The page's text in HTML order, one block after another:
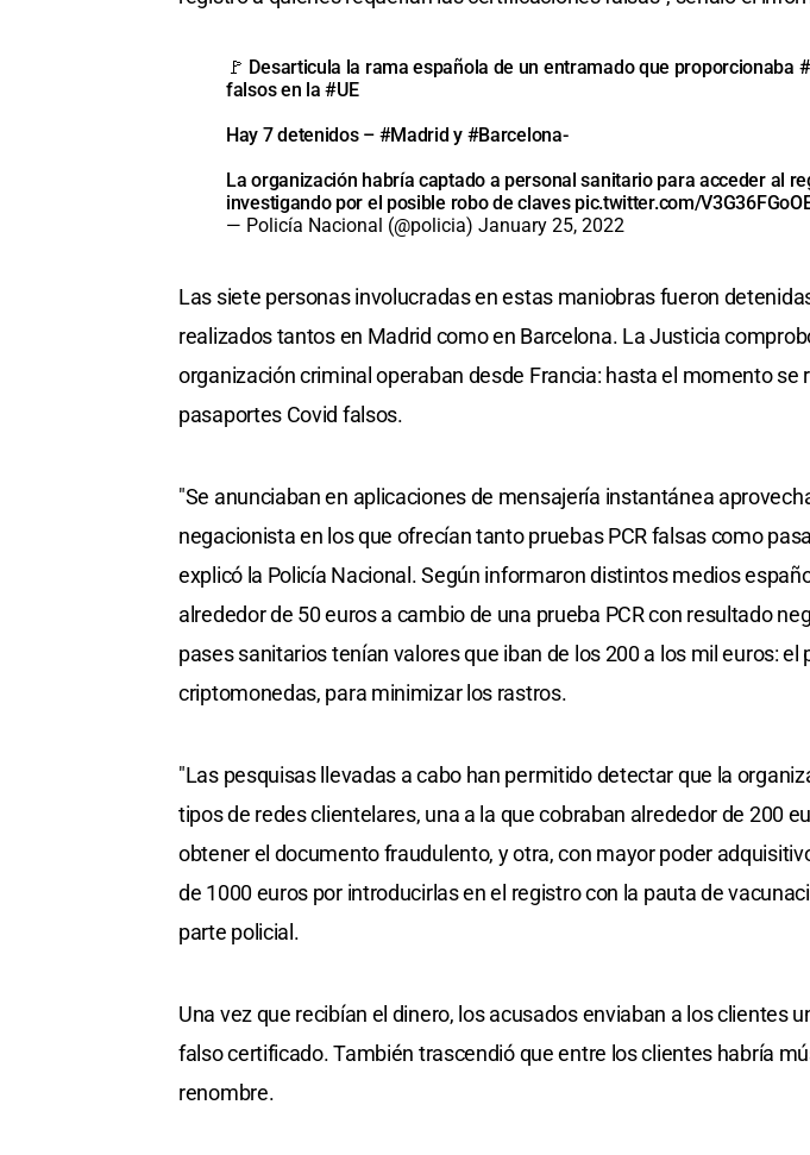
🚩 Desarticula la rama española de un entramado que proporcionaba
falsos en la#UE
Hay 7 detenidos – #Madrid y #Barcelona-
La organización habría captado a personal sanitario para acceder al
investigando por el posible robo de claves pic.twitter.com/
— Policía Nacional (@policia) January 25, 2022
Las siete personas involucradas en estas maniobras fueron
realizados tantos en Madrid como en Barcelona. La Justicia
organización criminal operaban desde Francia: hasta el momento se
pasaportes Covid falsos.
"Se anunciaban en aplicaciones de mensajería instantánea
negacionista en los que ofrecían tanto pruebas PCR falsas como
explicó la Policía Nacional. Según informaron distintos medios
alrededor de 50 euros a cambio de una prueba PCR con resultado
pases sanitarios tenían valores que iban de los 200 a los mil euros: el
criptomonedas, para minimizar los rastros.
"Las pesquisas llevadas a cabo han permitido detectar que la
tipos de redes clientelares, una a la que cobraban alrededor de 200
obtener el documento fraudulento, y otra, con mayor poder
de 1000 euros por introducirlas en el registro con la pauta de
parte policial.
Una vez que recibían el dinero, los acusados enviaban a los clientes
falso certificado. También trascendió que entre los clientes habría
renombre.